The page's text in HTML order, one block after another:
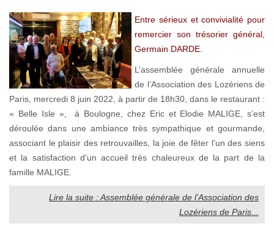
Entre sérieux et convivialité pour
remercier son trésorier général,
Germain DARDE.
L’assemblée générale annuelle
de l’Association des Lozériens de
Paris, mercredi 8 juin 2022, à partir de 18h30, dans le restaurant :
« Belle Isle », à Boulogne, chez Eric et Elodie MALIGE, s’est
déroulée dans une ambiance très sympathique et gourmande,
associant le plaisir des retrouvailles, la joie de fêter l’un des siens
et la satisfaction d’un accueil très chaleureux de la part de la
famille MALIGE.
Lire la suite : Assemblée générale de l’Association des
Lozériens de Paris...